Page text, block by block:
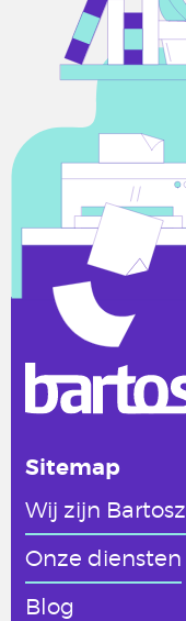
Sitemap
Wij zijn Bartosz
Onze diensten
Blog